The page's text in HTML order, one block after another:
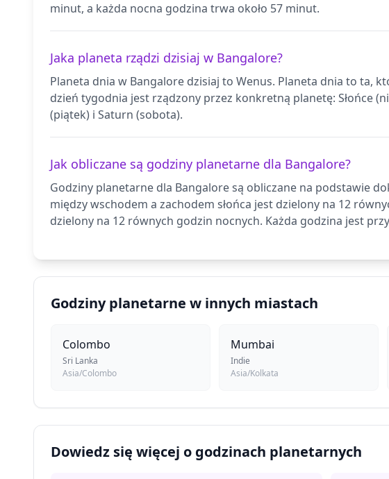
minut, a każda nocna godzina trwa około 57 minut.
Jaka planeta rządzi dzisiaj w Bangalore?
Planeta dnia w Bangalore dzisiaj to Wenus. Planeta dnia to ta,
dzień tygodnia jest rządzony przez konkretną planetę: Słońce
(piątek) i Saturn (sobota).
Jak obliczane są godziny planetarne dla Bangalore?
Godziny planetarne dla Bangalore są obliczane na podstawie
między wschodem a zachodem słońca jest dzielony na 12
dzielony na 12 równych godzin nocnych. Każda godzina jest
Godziny planetarne w innych miastach
Colombo
Sri Lanka
Asia/Colombo
Mumbai
Indie
Asia/Kolkata
Dowiedz się więcej o godzinach planetarnych